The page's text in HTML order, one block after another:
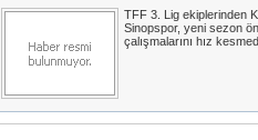
TFF 3. Lig ekiplerinden
Sinopspor, yeni sezon
çalışmalarını hız